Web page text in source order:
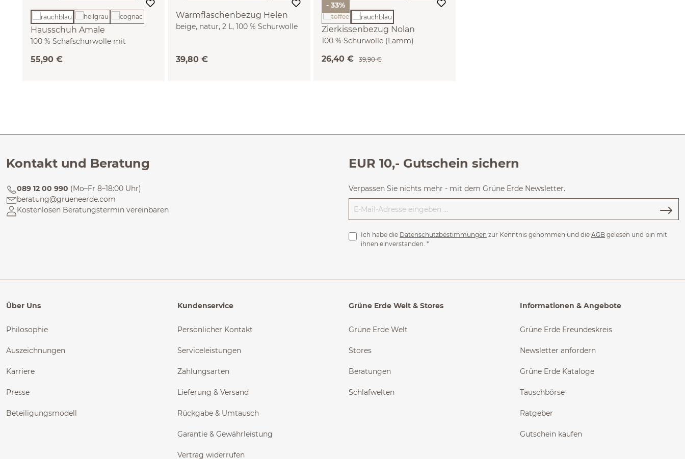
Hausschuh Amale
100 % Schafschurwolle mit
(rauchblau, 36/37)
55,90 €
Wärmflaschenbezug Helen
beige, natur, 2 L, 100 % Schurwolle
39,80 €
- 33%
Zierkissenbezug Nolan
100 % Schurwolle (Lamm)
(Diese Option ist zurzeit nicht verfügbar.)
26,40 € 39,90 €
Kontakt und Beratung
089 12 00 990 (Mo–Fr 8–18:00 Uhr)
beratung@grueneerde.com
Kostenlosen Beratungstermin vereinbaren
EUR 10,- Gutschein sichern
Verpassen Sie nichts mehr - mit dem Grüne Erde Newsletter.
Ich habe die Datenschutzbestimmungen zur Kenntnis genommen und die AGB gelesen und bin mit
ihnen einverstanden. *
Über Uns
Philosophie
Auszeichnungen
Karriere
Presse
Beteiligungsmodell
Kundenservice
Persönlicher Kontakt
Serviceleistungen
Zahlungsarten
Lieferung & Versand
Rückgabe & Umtausch
Garantie & Gewährleistung
Vertrag widerrufen
Grüne Erde Welt & Stores
Grüne Erde Welt
Stores
Beratungen
Schlafwelten
Informationen & Angebote
Grüne Erde Freundeskreis
Newsletter anfordern
Grüne Erde Kataloge
Tauschbörse
Ratgeber
Gutschein kaufen